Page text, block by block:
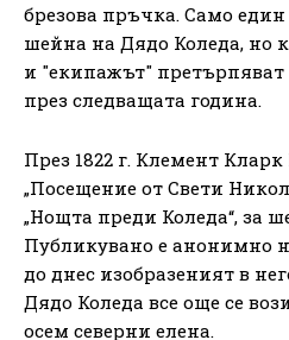
брезова пръчка. Само
шейна на Дядо Коледа, но
и "екипажът" претърпяват
през следващата година.
През 1822 г. Клемент
„Посещение от Свети
„Нощта преди Коледа“, за
Публикувано е анонимно
до днес изобразеният в
Дядо Коледа все още се
осем северни елена.